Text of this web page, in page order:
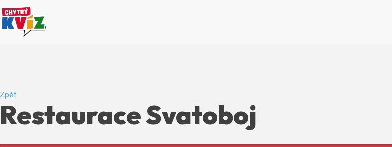
Zpět
Restaurace Svatoboj